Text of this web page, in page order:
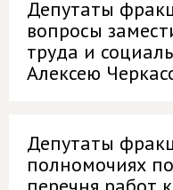
Депутаты
вопросы
труда и
Алексею
Депутаты
полномочиях